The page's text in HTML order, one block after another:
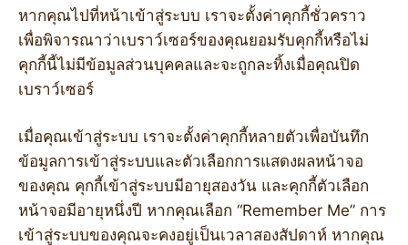
หากคุณไปที่หน้าเข้าสู่ระบบ เราจะตั้งค่าคุกกี้ชั่วคราว
เพื่อพิจารณาว่าเบราว์เซอร์ของคุณยอมรับคุกกี้หรือไม่
คุกกี้นี้ไม่มีข้อมูลส่วนบุคคลและจะถูกละทิ้งเมื่อคุณปิด
เบราว์เซอร์
เมื่อคุณเข้าสู่ระบบ เราจะตั้งค่าคุกกี้หลายตัวเพื่อบันทึก
ข้อมูลการเข้าสู่ระบบและตัวเลือกการแสดงผลหน้าจอ
ของคุณ คุกกี้เข้าสู่ระบบมีอายุสองวัน และคุกกี้ตัวเลือก
หน้าจอมีอายุหนึ่งปี หากคุณเลือก “Remember Me” การ
เข้าสู่ระบบของคุณจะคงอยู่เป็นเวลาสองสัปดาห์ หากคุณ